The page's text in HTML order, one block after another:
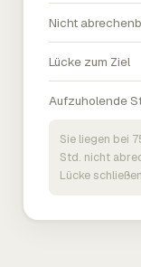
Nicht
Lücke zum Ziel
Aufzuholende
Sie liegen bei
Std. nicht
Lücke